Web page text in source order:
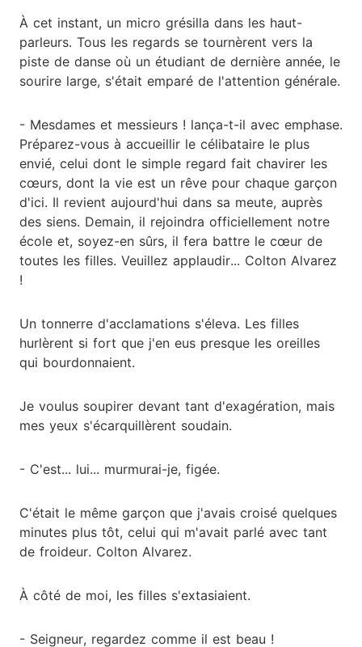
À cet instant, un micro grésilla dans les haut-
parleurs. Tous les regards se tournèrent vers la
piste de danse où un étudiant de dernière année, le
sourire large, s'était emparé de l'attention générale.
- Mesdames et messieurs ! lança-t-il avec emphase.
Préparez-vous à accueillir le célibataire le plus
envié, celui dont le simple regard fait chavirer les
cœurs, dont la vie est un rêve pour chaque garçon
d'ici. Il revient aujourd'hui dans sa meute, auprès
des siens. Demain, il rejoindra officiellement notre
école et, soyez-en sûrs, il fera battre le cœur de
toutes les filles. Veuillez applaudir... Colton Alvarez
!
Un tonnerre d'acclamations s'éleva. Les filles
hurlèrent si fort que j'en eus presque les oreilles
qui bourdonnaient.
Je voulus soupirer devant tant d'exagération, mais
mes yeux s'écarquillèrent soudain.
- C'est... lui... murmurai-je, figée.
C'était le même garçon que j'avais croisé quelques
minutes plus tôt, celui qui m'avait parlé avec tant
de froideur. Colton Alvarez.
À côté de moi, les filles s'extasiaient.
- Seigneur, regardez comme il est beau !